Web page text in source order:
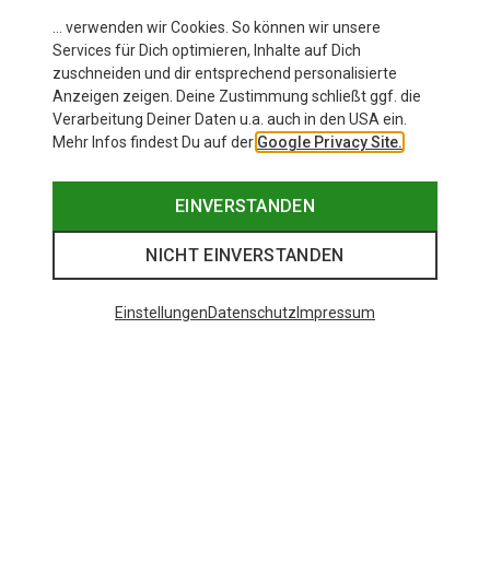
Wild Country
Session Straight Karabiner
8,95 €
… verwenden wir Cookies. So können wir unsere
Services für Dich optimieren, Inhalte auf Dich
zuschneiden und dir entsprechend personalisierte
Anzeigen zeigen. Deine Zustimmung schließt ggf. die
Verarbeitung Deiner Daten u.a. auch in den USA ein.
Mehr Infos findest Du auf der Google Privacy Site.
EINVERSTANDEN
NICHT EINVERSTANDEN
EinstellungenDatenschutz Impressum